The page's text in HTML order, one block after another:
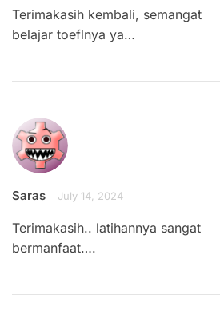
Terimakasih kembali, semangat
belajar toeflnya ya…
Saras July 14, 2024
Terimakasih.. latihannya sangat
bermanfaat….